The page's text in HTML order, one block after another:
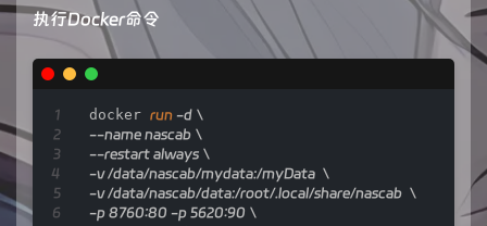
执行Docker命令
docker run -d \
--name nascab \
--restart always \
-v /data/nascab/mydata:/myData  \
-v /data/nascab/data:/root/.local/share/nascab  \
-p 8760:80 -p 5620:90 \